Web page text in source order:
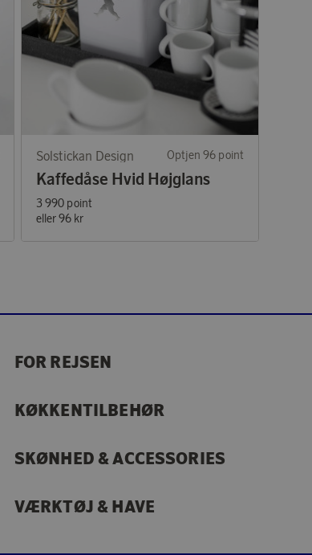
Solstickan Design Optjen 96 point
Kaffedåse Hvid Højglans
3 990 point
eller96 kr
FOR REJSEN
KØKKENTILBEHØR
SKØNHED & ACCESSORIES
VÆRKTØJ & HAVE